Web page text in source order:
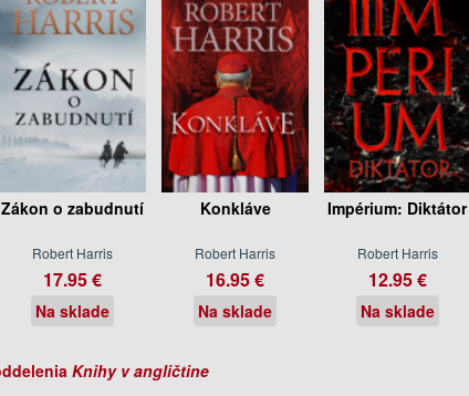
Zákon o zabudnutí
Robert Harris
17.95 €
Na sklade
Konkláve
Robert Harris
16.95 €
Na sklade
Impérium: Diktátor
Robert Harris
12.95 €
Na sklade
Knihy v angličtine